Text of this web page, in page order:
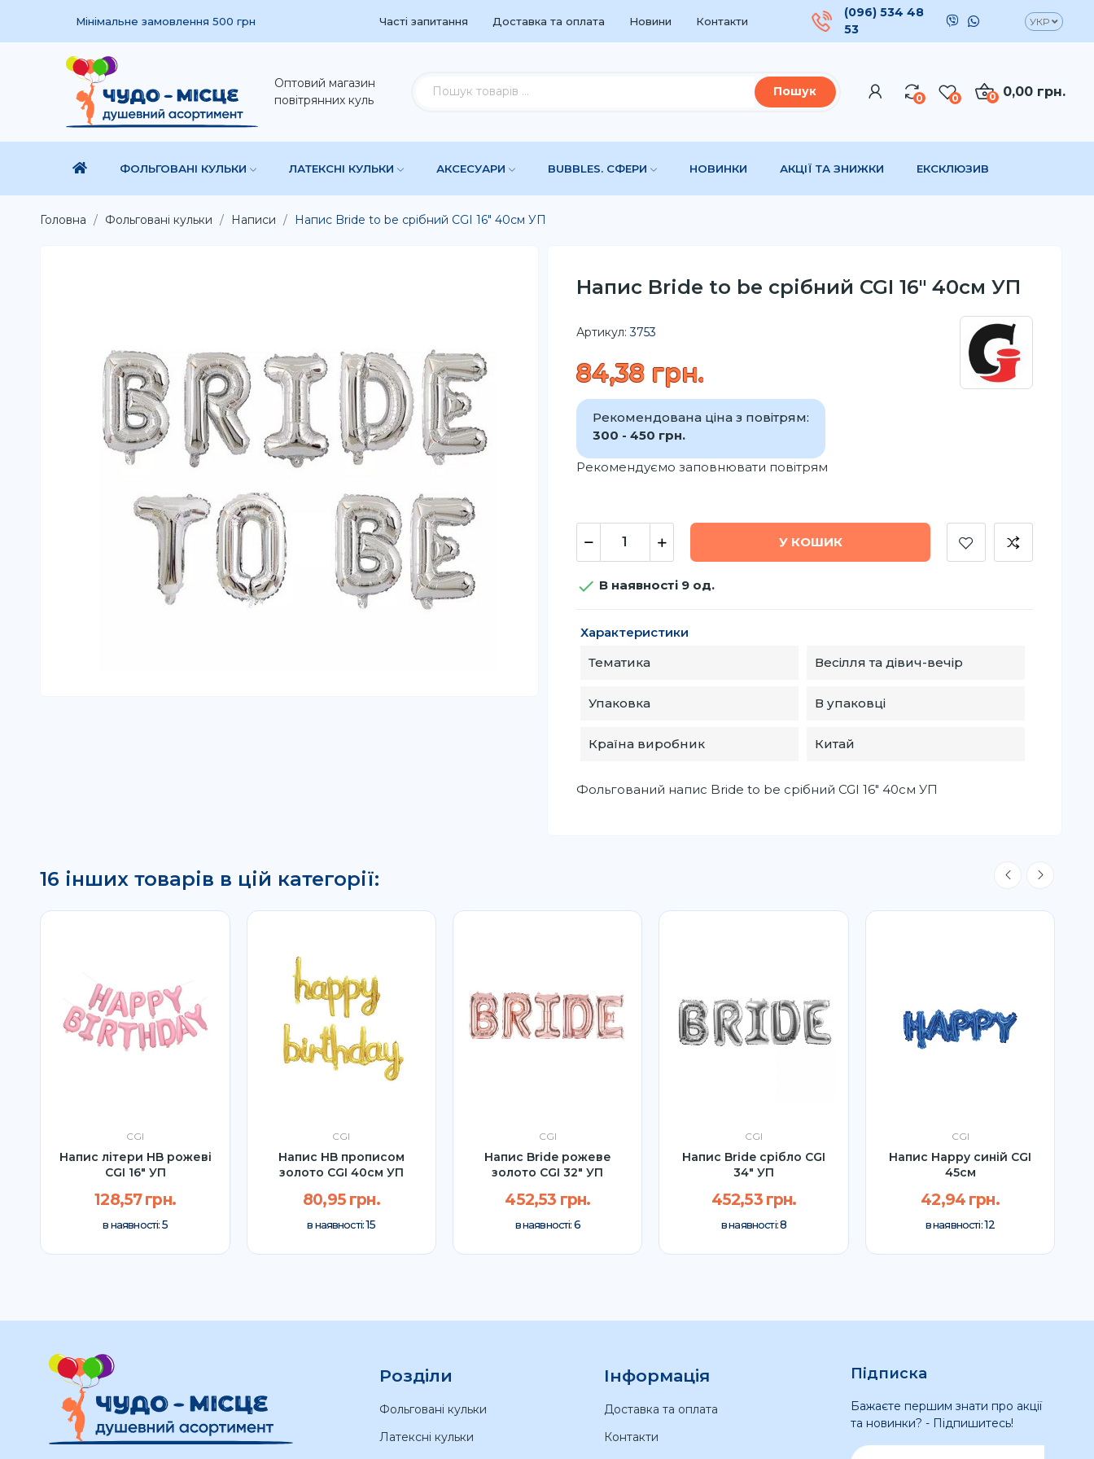
Мінімальне замовлення 500 грн Часті запитання Доставка та оплата Новини Контакти
(096) 534 48
53
УКР
Оптовий магазин
повітрянних куль
Пошук 0 0 0,00 грн.
0
ФОЛЬГОВАНІ КУЛЬКИ ЛАТЕКСНІ КУЛЬКИ АКСЕСУАРИ BUBBLES. СФЕРИ НОВИНКИ АКЦІЇ ТА ЗНИЖКИ ЕКСКЛЮЗИВ
Головна Фольговані кульки Написи Напис Bride to be срібний CGI 16" 40см УП
Напис Bride to be срібний CGI 16" 40см УП
Артикул: 3753
84,38 грн.
Рекомендована ціна з повітрям:
300 - 450 грн.
Рекомендуємо заповнювати повітрям
У КОШИК
 В наявності 9 од.
Характеристики
Тематика
Весілля та дівич-вечір
Упаковка В упаковці
Країна виробник Китай
Фольгований напис Bride to be срібний CGI 16" 40см УП
16 інших товарів в цій категорії:
CGI
Напис літери HB рожеві
CGI 16" УП
128,57 грн.
в наявності: 5
CGI
Напис HB прописом
золото CGI 40см УП
80,95 грн.
в наявності:15
CGI
Напис Bride рожеве
золото CGI 32" УП
452,53 грн.
в наявності: 6
CGI
Напис Bride срібло CGI
34" УП
452,53 грн.
в наявності:8
CGI
Напис Happy синій CGI
45см
42,94 грн.
в наявності:12
Розділи
Фольговані кульки
Латексні кульки
Інформація
Доставка та оплата
Контакти
Підписка
Бажаєте першим знати про акції
та новинки? - Підпишитесь!